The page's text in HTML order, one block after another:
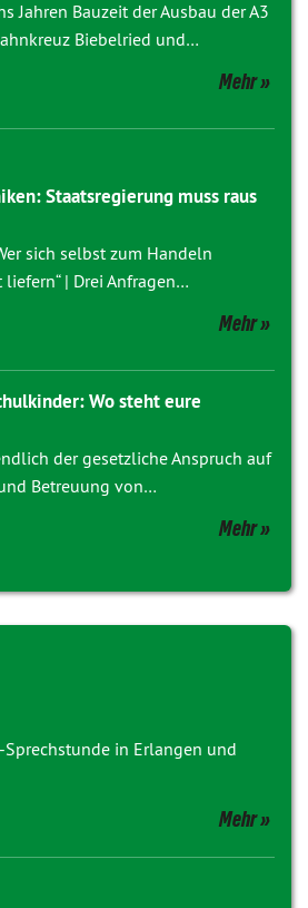
Jahren Bauzeit der Ausbau der A3
Biebelried und…
Mehr
Staatsregierung muss raus
sich selbst zum Handeln
| Drei Anfragen…
Mehr
Wo steht eure
der gesetzliche Anspruch auf
Betreuung von…
Mehr
in Erlangen und
Mehr